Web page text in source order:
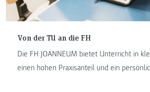
Von der TU an die FH
Die FH JOANNEUM bietet Unterricht in
einen hohen Praxisanteil und ein